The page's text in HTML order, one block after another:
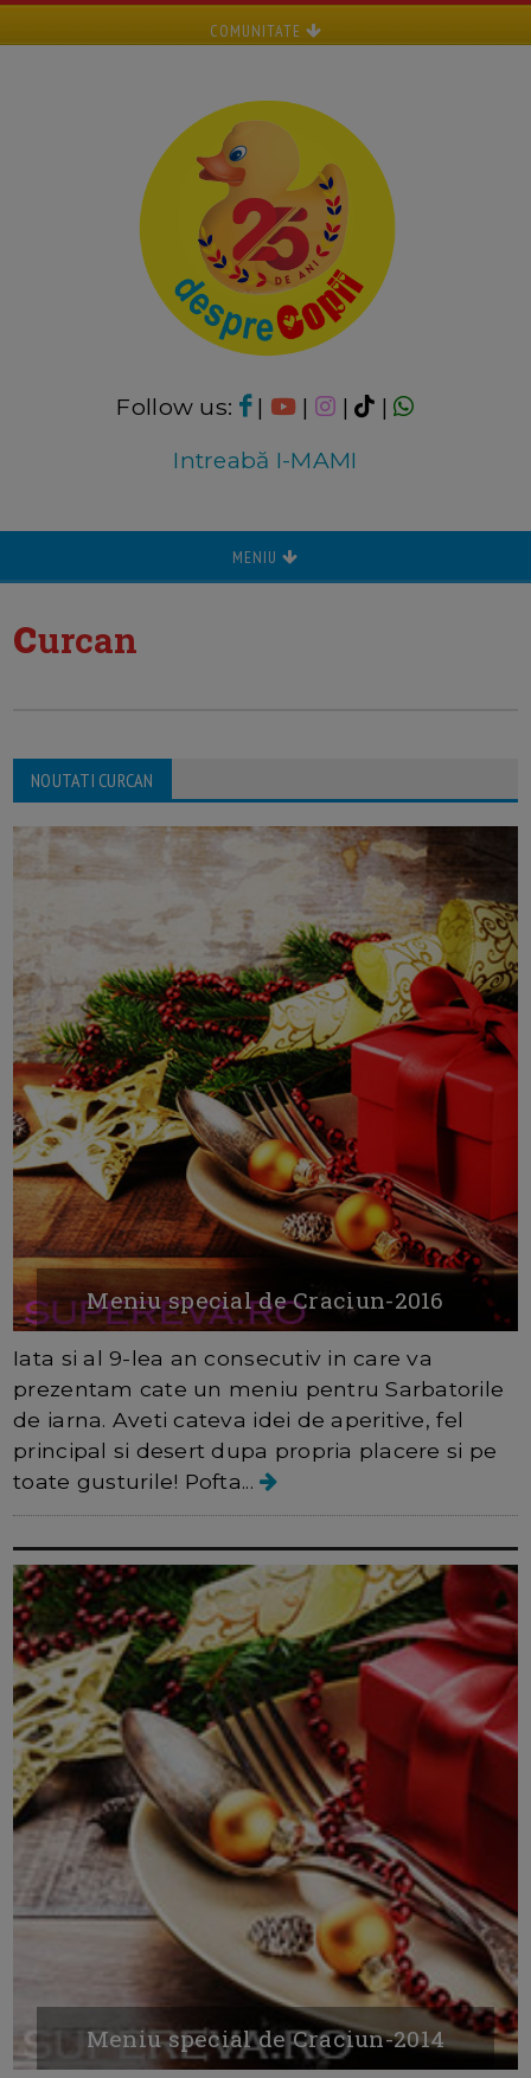
COMUNITATE
Follow us: | | |
|
Intreabă I-MAMI
MENIU
curcan
NOUTATI CURCAN
Meniu special de Craciun-2016
Iata si al 9-lea an consecutiv in care va
prezentam cate un meniu pentru Sarbatorile
de iarna. Aveti cateva idei de aperitive, fel
principal si desert dupa propria placere si pe
toate gusturile! Pofta...
Meniu special de Craciun-2014